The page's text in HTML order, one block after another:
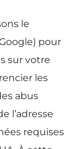
le
pour
sur votre
les
abus
l’adresse
requises